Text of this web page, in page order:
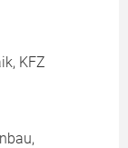
KFZ